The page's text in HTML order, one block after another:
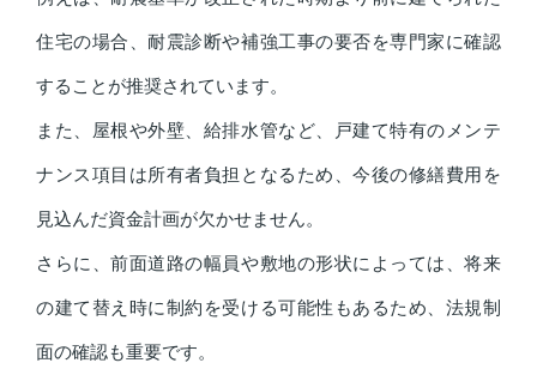
住宅の場合、耐震診断や補強工事の要否を専門家に確認
することが推奨されています。
また、屋根や外壁、給排水管など、戸建て特有のメンテ
ナンス項目は所有者負担となるため、今後の修繕費用を
見込んだ資金計画が欠かせません。
さらに、前面道路の幅員や敷地の形状によっては、将来
の建て替え時に制約を受ける可能性もあるため、法規制
面の確認も重要です。